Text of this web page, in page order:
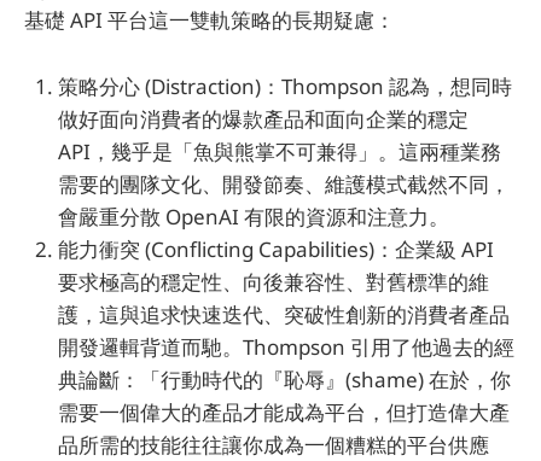
基礎 API 平台這一雙軌策略的長期疑慮：
策略分心 (Distraction)：Thompson 認為，想同時
做好面向消費者的爆款產品和面向企業的穩定
API，幾乎是「魚與熊掌不可兼得」。這兩種業務
需要的團隊文化、開發節奏、維護模式截然不同，
會嚴重分散 OpenAI 有限的資源和注意力。
能力衝突 (Conflicting Capabilities)：企業級 API
要求極高的穩定性、向後兼容性、對舊標準的維
護，這與追求快速迭代、突破性創新的消費者產品
開發邏輯背道而馳。Thompson 引用了他過去的經
典論斷：「行動時代的『恥辱』(shame) 在於，你
需要一個偉大的產品才能成為平台，但打造偉大產
品所需的技能往往讓你成為一個糟糕的平台供應